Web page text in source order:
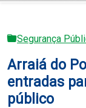
Governo
Mossoró
Serviços
Segurança
Arraiá do
entradas
público